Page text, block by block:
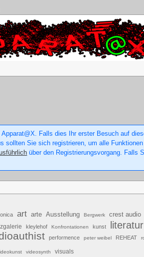
Falls dies Ihr erster Besuch auf
sollten Sie sich registrieren, um alle
über den Registrierungsvorgang. Falls
art arte Ausstellung Bergwerk crest audio
kleylehof Konfrontationen kunst literatur
performence peter weibel REHEAT
videosynth visuals